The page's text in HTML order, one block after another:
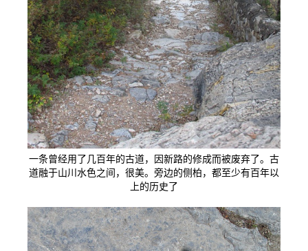
一条曾经用了几百年的古道，因新路的修成而被废弃了。古
道融于山川水色之间，很美。旁边的侧柏，都至少有百年以
上的历史了